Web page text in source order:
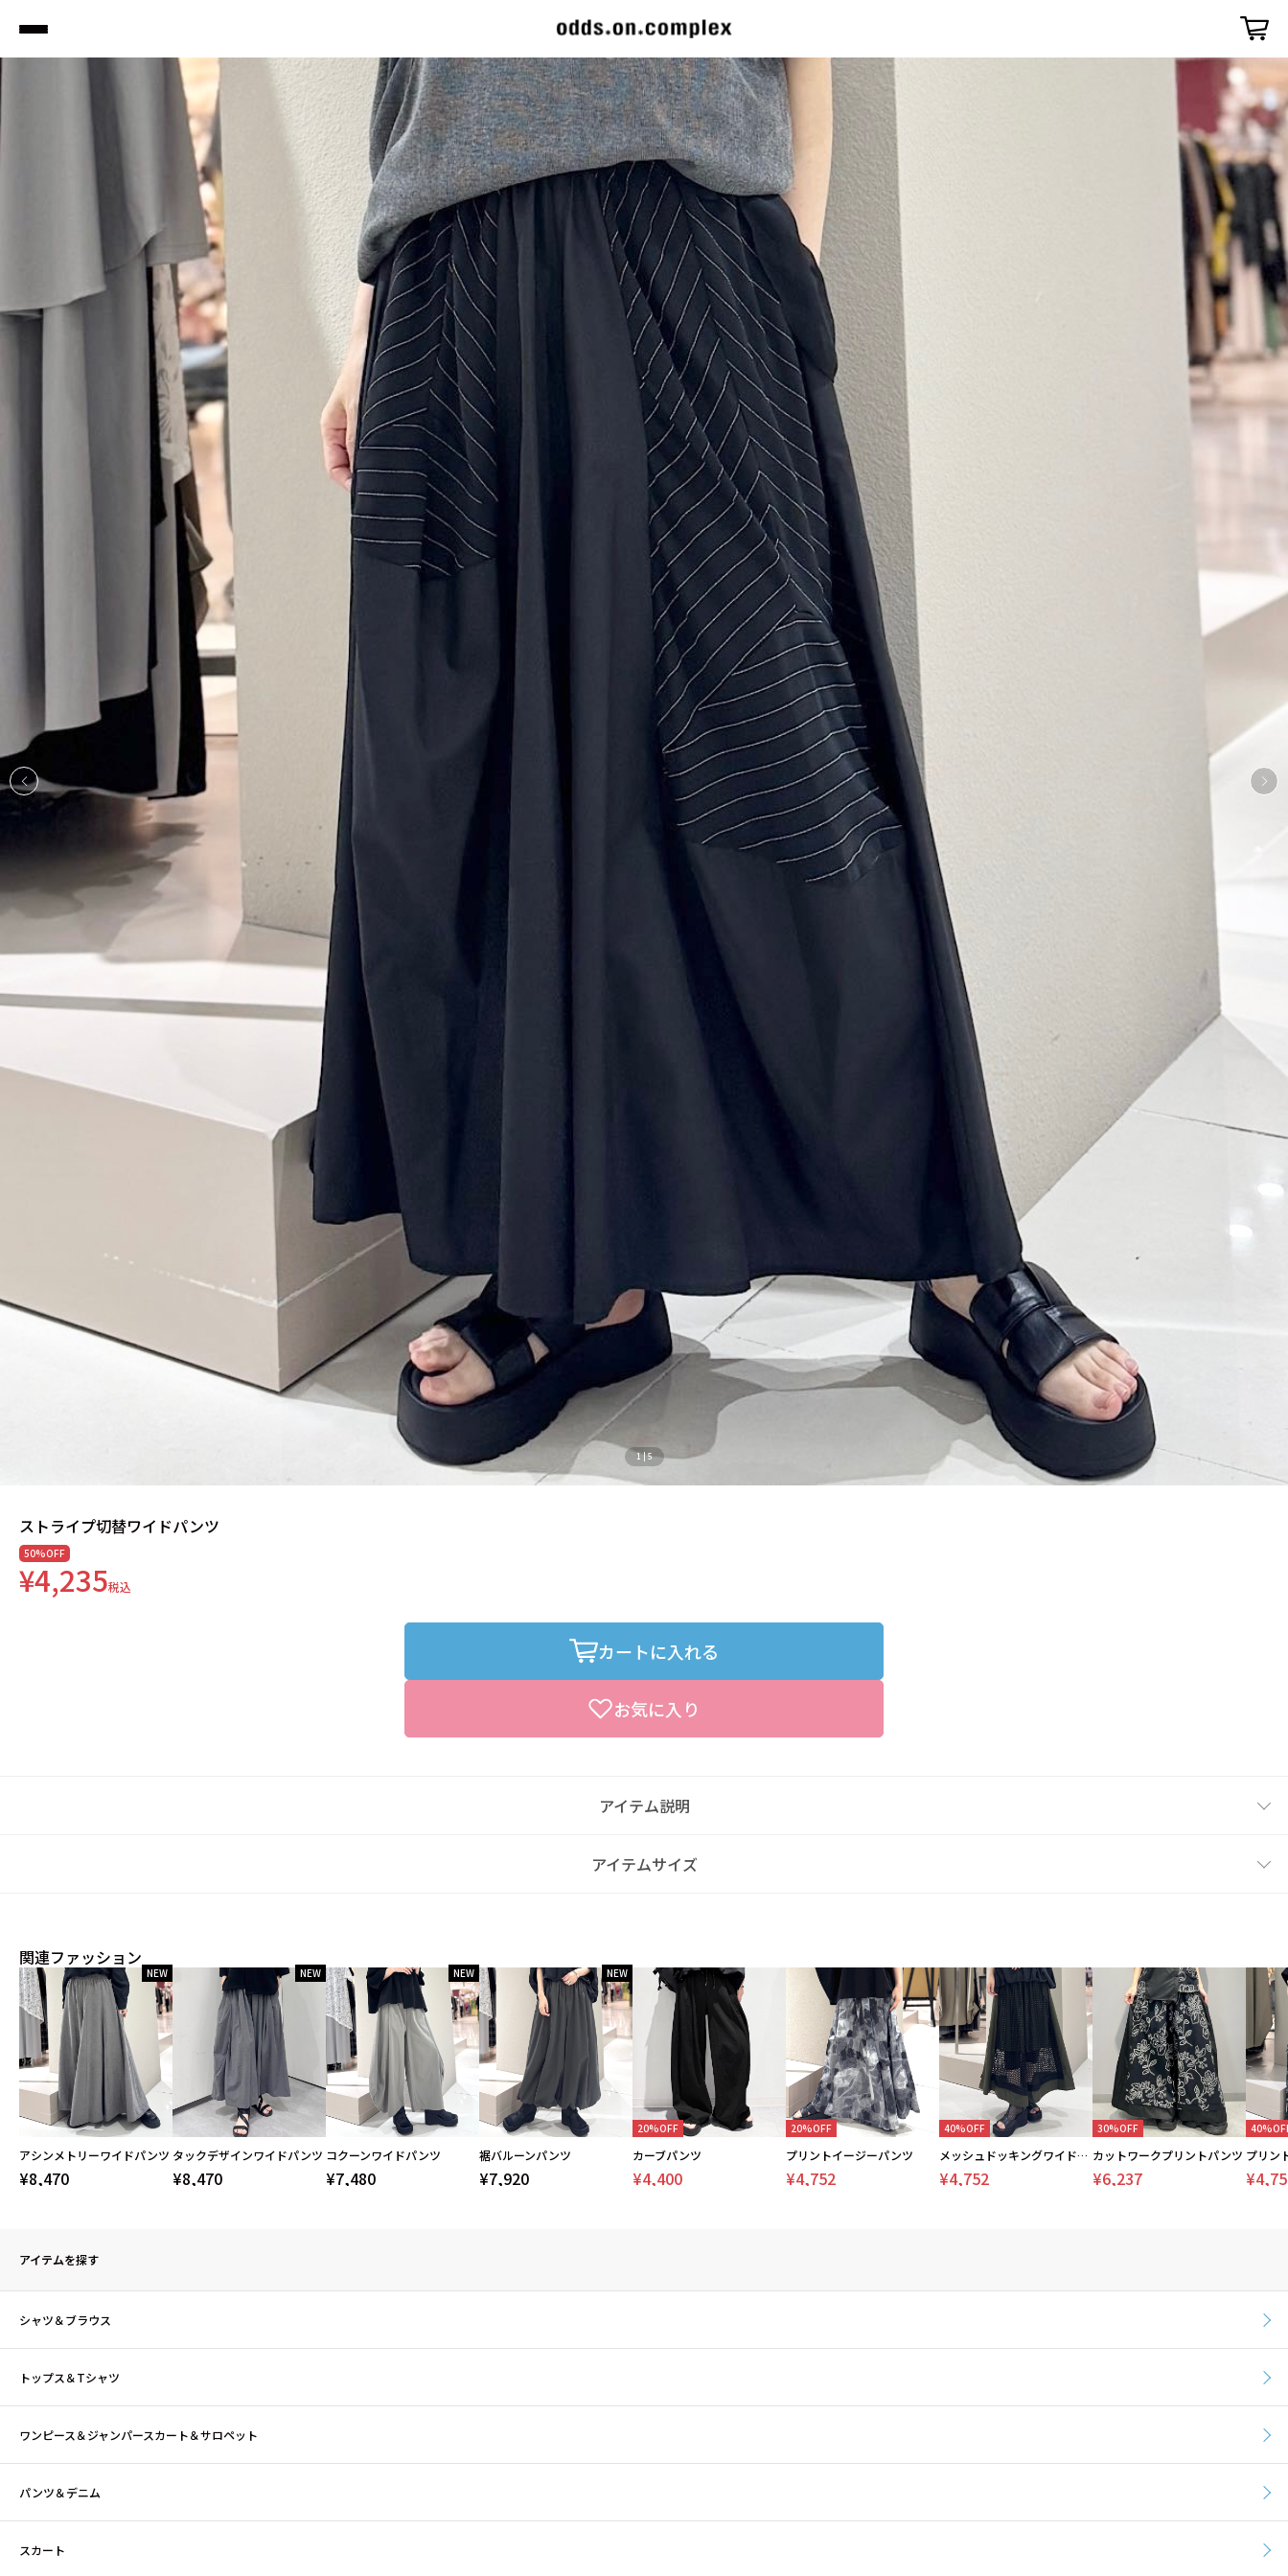
1|5
ストライプ切替ワイドパンツ
50%OFF
¥4,235税込
カートに入れる
お気に入り
アイテム説明
アイテムサイズ
関連ファッション
NEW
アシンメトリーワイドパンツ
¥8,470
NEW
タックデザインワイドパンツ
¥8,470
NEW
コクーンワイドパンツ
¥7,480
NEW
裾バルーンパンツ
¥7,920
20%OFF
カーブパンツ
¥4,400
20%OFF
プリントイージーパンツ
¥4,752
40%OFF
メッシュドッキングワイドパンツ
¥4,752
30%OFF
カットワークプリントパンツ
¥6,237
プリン
アイテムを探す
シャツ＆ブラウス
トップス＆Tシャツ
ワンピース＆ジャンパースカート＆サロペット
パンツ＆デニム
スカート